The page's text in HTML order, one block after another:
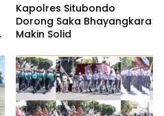
Kapolres Situbondo
Dorong Saka Bhayangkara
Makin Solid